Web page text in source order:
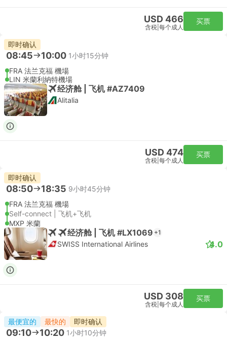
USD 466
含税 每个成人
买票
即时确认
08:45 10:00 1小时15分钟
FRA 法兰克福 機場
LIN 米蘭利納特機場
经济舱 | 飞机 #AZ7409
Alitalia
USD 474
含税 每个成人
买票
即时确认
08:50 18:35 9小时45分钟
FRA 法兰克福 機場
Self-connect | 飞机+飞机
MXP 米蘭
经济舱 | 飞机 #LX1069 +1
SWISS International Airlines 4.0
USD 308
含税 每个成人
买票
最便宜的 最快的 即时确认
09:10 10:20 1小时10分钟